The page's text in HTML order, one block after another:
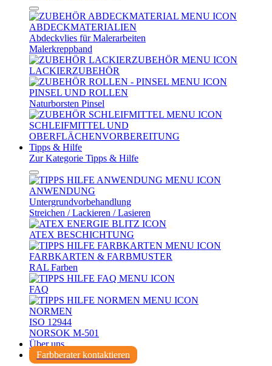
ABDECKMATERIALIEN
Abdeckvlies für Malerarbeiten
Malerkreppband
LACKIERZUBEHÖR
PINSEL UND ROLLEN
Naturborsten Pinsel
SCHLEIFMITTEL UND
OBERFLÄCHENVORBEREITUNG
Tipps & Hilfe
Zur Kategorie Tipps & Hilfe
ANWENDUNG
Untergrundvorbehandlung
Streichen / Lackieren / Lasieren
ATEX BESCHICHTUNG
FARBKARTEN & FARBMUSTER
RAL Farben
FAQ
NORMEN
ISO 12944
NORSOK M-501
Über uns
Farbberater kontaktieren